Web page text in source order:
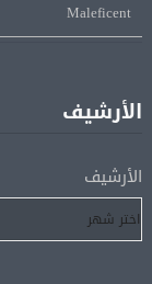
لإتمام انتقاله إلى
الأرشيف
الأرشيف